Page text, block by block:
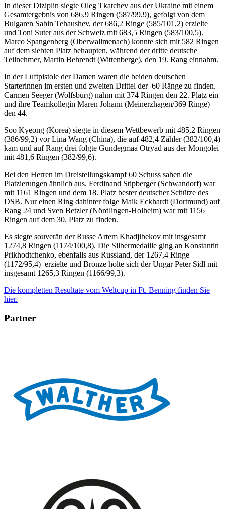
In dieser Diziplin siegte Oleg Tkatchev aus der Ukraine mit einem
Gesamtergebnis von 686,9 Ringen (587/99,9), gefolgt von dem
Bulgaren Sabin Tehaushev, der 686,2 Ringe (585/101,2) erzielte
und Toni Suter aus der Schweiz mit 683,5 Ringen (583/100,5).
Marco Spangenberg (Oberwallmenach) konnte sich mit 582 Ringen
auf dem siebten Platz behaupten, während der dritte deutsche
Teilnehmer, Martin Behrendt (Wittenberge), den 19. Rang einnahm.
In der Luftpistole der Damen waren die beiden deutschen
Starterinnen im ersten und zweiten Drittel der 60 Ränge zu finden.
Carmen Seeger (Wolfsburg) nahm mit 374 Ringen den 22. Platz ein
und ihre Teamkollegin Maren Johann (Meinerzhagen/369 Ringe)
den 44.
Soo Kyeong (Korea) siegte in diesem Wettbewerb mit 485,2 Ringen
(386/99,2) vor Lina Wang (China), die auf 482,4 Zähler (382/100,4)
kam und auf Rang drei folgte Gundegmaa Otryad aus der Mongolei
mit 481,6 Ringen (382/99,6).
Bei den Herren im Dreistellungskampf 60 Schuss sahen die
Platzierungen ähnlich aus. Ferdinand Stipberger (Schwandorf) war
mit 1161 Ringen und dem 18. Platz bester deutscher Schütze des
DSB. Nur einen Ring dahinter folge Maik Eckhardt (Dortmund) auf
Rang 24 und Sven Betzler (Nördlingen-Holheim) war mit 1156
Ringen auf dem 30. Platz zu finden.
Es siegte souverän der Russe Artem Khadjibekov mit insgesamt
1274,8 Ringen (1174/100,8). Die Silbermedaille ging an Konstantin
Prikhodtchenko, ebenfalls aus Russland, der 1267,4 Ringe
(1172/95,4) erzielte und Bronze holte sich der Ungar Peter Sidl mit
insgesamt 1265,3 Ringen (1166/99,3).
Die kompletten Resultate vom Weltcup in Ft. Benning finden Sie
hier.
Partner